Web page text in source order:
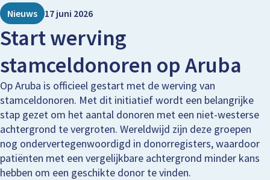
Nieuws 17 juni 2026
Start werving
stamceldonoren op Aruba
Op Aruba is officieel gestart met de werving van
stamceldonoren. Met dit initiatief wordt een belangrijke
stap gezet om het aantal donoren met een niet-westerse
achtergrond te vergroten. Wereldwijd zijn deze groepen
nog ondervertegenwoordigd in donorregisters, waardoor
patiënten met een vergelijkbare achtergrond minder kans
hebben om een geschikte donor te vinden.